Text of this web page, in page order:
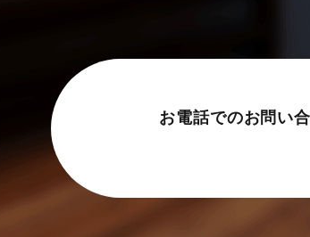
ーライン
お電話でのお問い